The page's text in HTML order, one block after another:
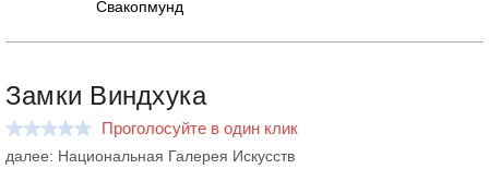
Свакопмунд
Замки Виндхука
Проголосуйте в один клик
далее: Национальная Галерея Искусств